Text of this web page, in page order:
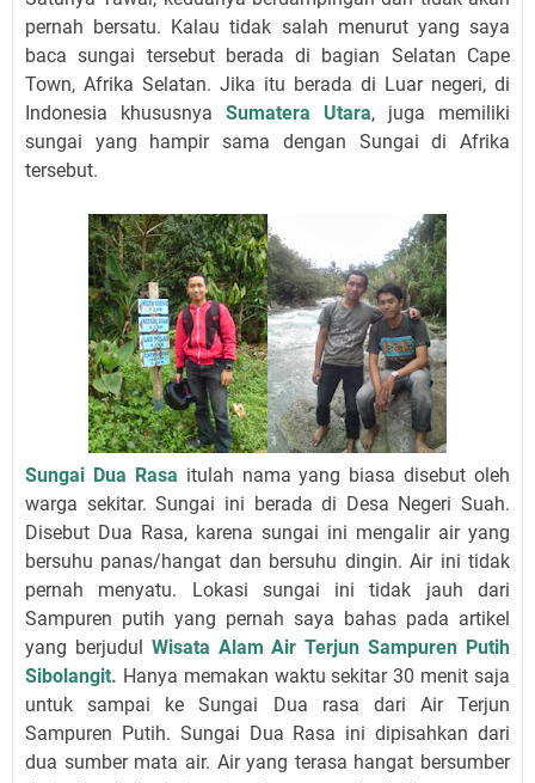
pernah bersatu. Kalau tidak salah menurut yang saya
baca sungai tersebut berada di bagian Selatan Cape
Town, Afrika Selatan. Jika itu berada di Luar negeri, di
Indonesia khususnya Sumatera Utara, juga memiliki
sungai yang hampir sama dengan Sungai di Afrika
tersebut.
Sungai Dua Rasa itulah nama yang biasa disebut oleh
warga sekitar. Sungai ini berada di Desa Negeri Suah.
Disebut Dua Rasa, karena sungai ini mengalir air yang
bersuhu panas/hangat dan bersuhu dingin. Air ini tidak
pernah menyatu. Lokasi sungai ini tidak jauh dari
Sampuren putih yang pernah saya bahas pada artikel
yang berjudul Wisata Alam Air Terjun Sampuren Putih
Sibolangit. Hanya memakan waktu sekitar 30 menit saja
untuk sampai ke Sungai Dua rasa dari Air Terjun
Sampuren Putih. Sungai Dua Rasa ini dipisahkan dari
dua sumber mata air. Air yang terasa hangat bersumber